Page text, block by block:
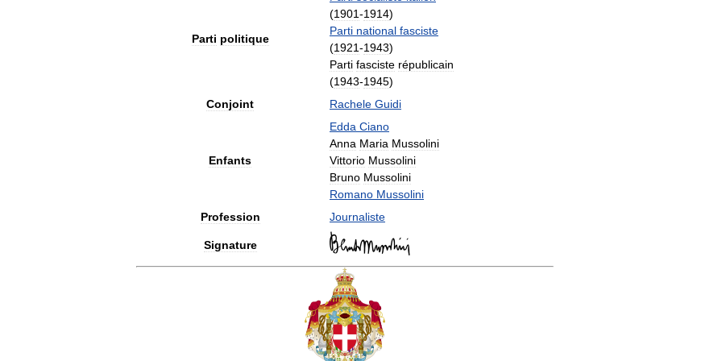
Parti politique
(1901-1914)
Parti national fasciste
(1921-1943)
Parti fasciste républicain
(1943-1945)
Conjoint
Rachele Guidi
Enfants
Edda Ciano
Anna Maria Mussolini
Vittorio Mussolini
Bruno Mussolini
Romano Mussolini
Profession
Journaliste
Signature